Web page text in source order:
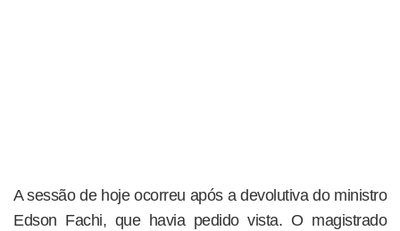
A sessão de hoje ocorreu após a devolutiva do ministro
Edson Fachi, que havia pedido vista. O magistrado